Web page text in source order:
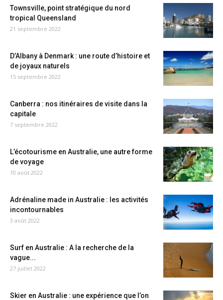
Townsville, point stratégique du nord
tropical Queensland
21 septembre 2022
D’Albany à Denmark : une route d’histoire et
de joyaux naturels
15 septembre 2022
Canberra : nos itinéraires de visite dans la
capitale
7 septembre 2022
L’écotourisme en Australie, une autre forme
de voyage
10 août 2022
Adrénaline made in Australie : les activités
incontournables
3 août 2022
Surf en Australie : A la recherche de la
vague...
27 juillet 2022
Skier en Australie : une expérience que l’on